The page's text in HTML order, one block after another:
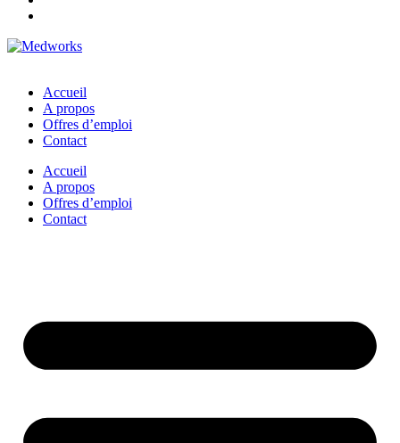
Accueil
A propos
Offres d’emploi
Contact
Accueil
A propos
Offres d’emploi
Contact